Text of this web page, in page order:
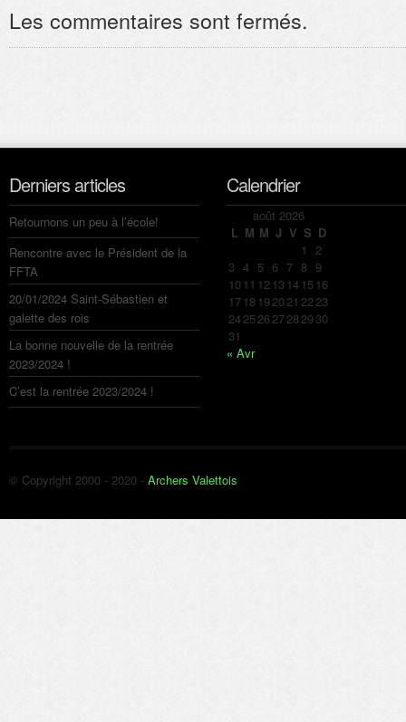
Les commentaires sont fermés.
Derniers articles
Retournons un peu à l’école!
Rencontre avec le Président de la
FFTA
20/01/2024 Saint-Sébastien et
galette des rois
La bonne nouvelle de la rentrée
2023/2024 !
C’est la rentrée 2023/2024 !
Calendrier
août 2026
L M M J V S D
1 2
3 4 5 6 7 8 9
10 11 12 13 14 15 16
17 18 192021 2223
24252627282930
31
« Avr
© Copyright 2000 - 2020 - Archers Valettois